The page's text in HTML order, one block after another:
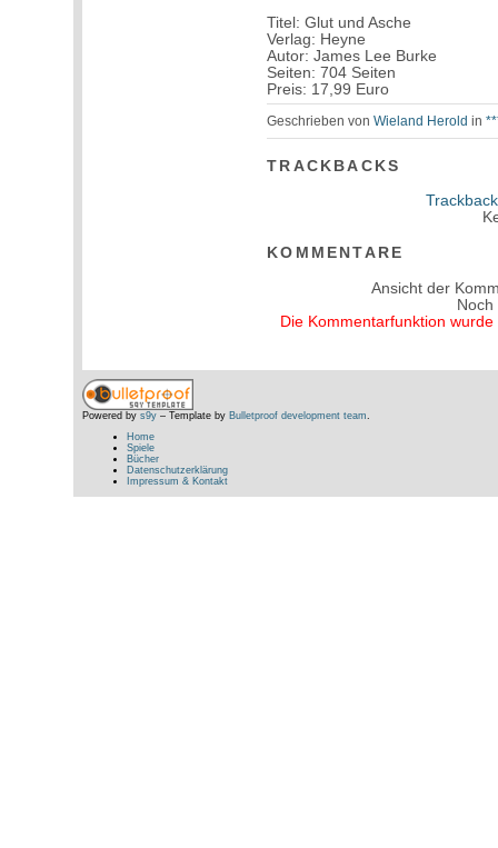
Titel: Glut und Asche
Verlag: Heyne
Autor: James Lee Burke
Seiten: 704 Seiten
Preis: 17,99 Euro
Geschrieben vonWieland Herold in
TRACKBACKS
KOMMENTARE
Ansicht der
Die Kommentarfunktion
Powered by s9y– Template by Bulletproof development team.
Home
Spiele
Bücher
Datenschutzerklärung
Impressum & Kontakt